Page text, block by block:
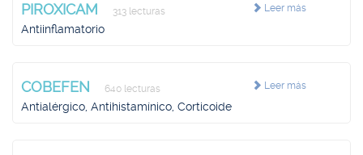
Leer más
PIROXICAM 313 lecturas
Antiinflamatorio
Leer más
COBEFEN 640 lecturas
Antialérgico, Antihistamínico, Corticoide